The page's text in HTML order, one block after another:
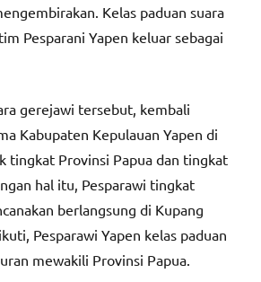
Kelas paduan suara
Pesparani Yapen keluar sebagai
gerejawi tersebut, kembali
Kabupaten Kepulauan Yapen di
tingkat Provinsi Papua dan tingkat
hal itu, Pesparawi tingkat
berlangsung di Kupang
Pesparawi Yapen kelas paduan
mewakili Provinsi Papua.